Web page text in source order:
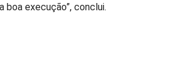
boa execução”, conclui.